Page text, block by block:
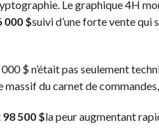
Le graphique 4H
000 $suivi d’une forte vente qui
$ n’était pas seulement
du carnet de
98 500 $la peur augmentant